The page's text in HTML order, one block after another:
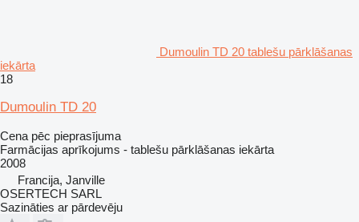
Dumoulin TD 20 tablešu pārklāšanas
iekārta
18
Dumoulin TD 20
Cena pēc pieprasījuma
Farmācijas aprīkojums - tablešu pārklāšanas iekārta
2008
Francija, Janville
OSERTECH SARL
Sazināties ar pārdevēju